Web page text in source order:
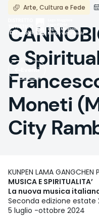
Salta
principale
Eventi
Arte, Cultura e Fede
e
Moneti
City
KUNPEN LAMA GANGCHEN
MUSICA E SPIRITUALITA’
La nuova musica
Seconda edizione estate
5 luglio -ottobre 2024